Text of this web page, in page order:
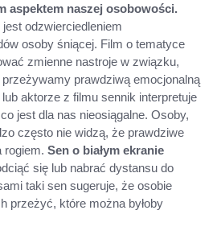
aspektem naszej osobowości.
odzwierciedleniem
osoby śniącej. Film o tematyce
zmienne nastroje w związku,
prawdziwą emocjonalną
aktorze z filmu sennik interpretuje
jest dla nas nieosiągalne. Osoby,
często nie widzą, że prawdziwe
rogiem. Sen o białym ekranie
się lub nabrać dystansu do
taki sen sugeruje, że osobie
przeżyć, które można byłoby